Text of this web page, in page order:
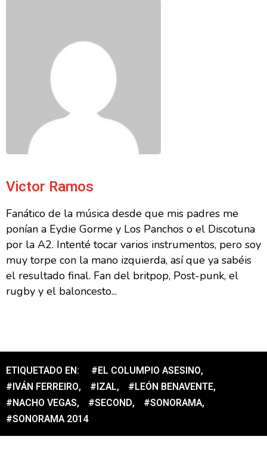
Victor Ramos
Fanático de la música desde que mis padres me
ponían a Eydie Gorme y Los Panchos o el Discotuna
por la A2. Intenté tocar varios instrumentos, pero soy
muy torpe con la mano izquierda, así que ya sabéis
el resultado final. Fan del britpop, Post-punk, el
rugby y el baloncesto...
ETIQUETADO EN: #EL COLUMPIO ASESINO,
#IVÁN FERREIRO, #IZAL, #LEÓN BENAVENTE,
#NACHO VEGAS, #SECOND, #SONORAMA,
#SONORAMA 2014